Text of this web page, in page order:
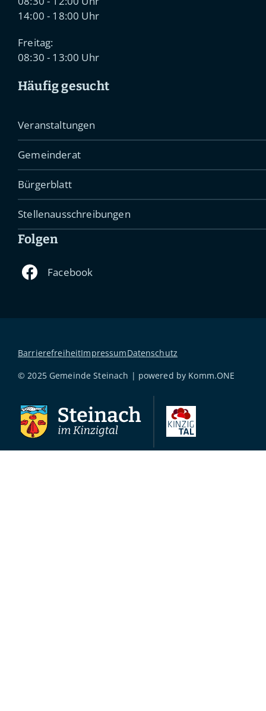
14:00 - 18:00 Uhr
Freitag:
08:30 - 13:00 Uhr
Häufig gesucht
Veranstaltungen
Gemeinderat
Bürgerblatt
Stellenausschreibungen
Folgen
BarrierefreiheitImpressumDatenschutz
© 2025 Gemeinde Steinach | powered by Komm.ONE